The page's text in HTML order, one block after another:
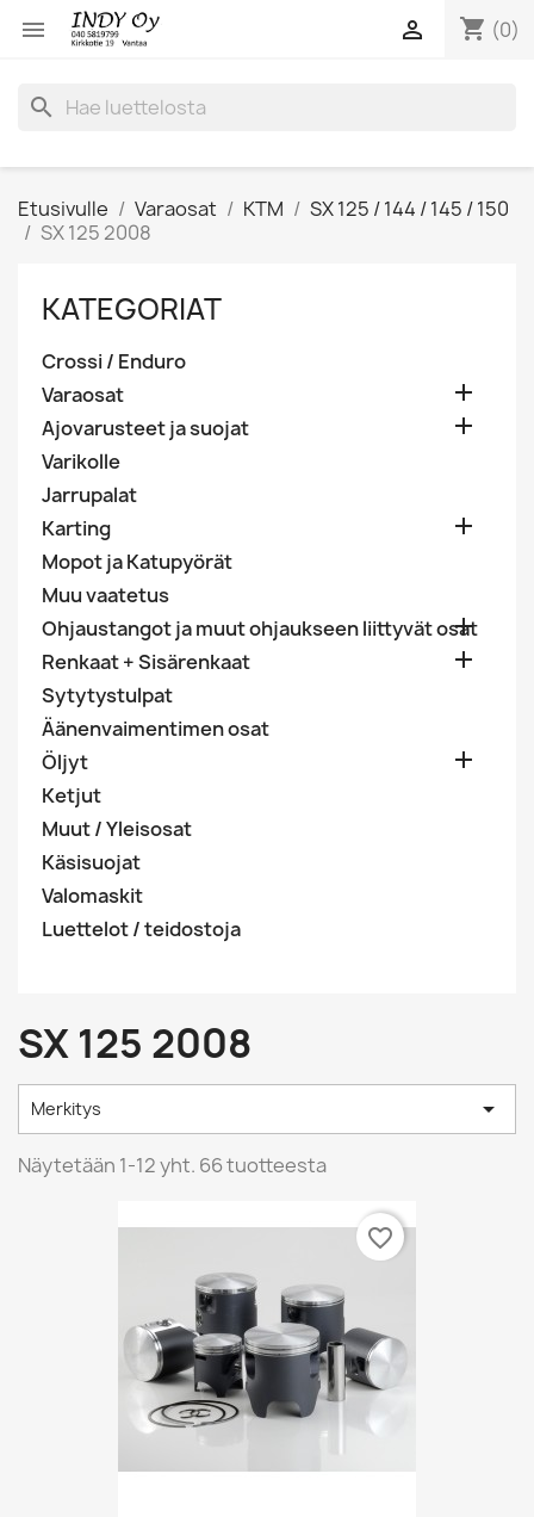
 shopping_cart (0)

search
Etusivulle Varaosat KTM
SX 125 / 144 / 145 / 150
SX 125 2008
KATEGORIAT
Crossi / Enduro
Varaosat

Ajovarusteet ja suojat 
Varikolle
Jarrupalat
Karting

Mopot ja Katupyörät
Muu vaatetus
Ohjaustangot ja muut ohjaukseen liittyvät osat

Renkaat + Sisärenkaat 
Sytytystulpat
Äänenvaimentimen osat
Öljyt

Ketjut
Muut / Yleisosat
Käsisuojat
Valomaskit
Luettelot / teidostoja
SX 125 2008
Merkitys 
Näytetään 1-12 yht. 66 tuotteesta
favorite_border